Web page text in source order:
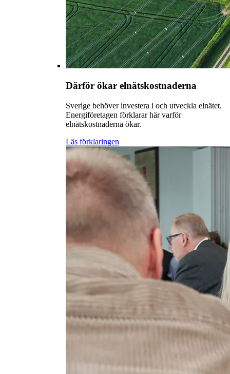
Därför ökar elnätskostnaderna
Sverige behöver investera i och utveckla elnätet.
Energiföretagen förklarar här varför
elnätskostnaderna ökar.
Läs förklaringen